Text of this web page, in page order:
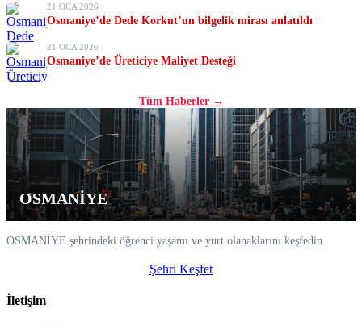
21 OCA 2026
Osmaniye’de Dede Korkut’un bilgelik mirası anlatıldı
21 OCA 2026
Osmaniye’de Üreticiye Maliyet Desteği
Tüm Haberler →
OSMANİYE
OSMANİYE şehrindeki öğrenci yaşamı ve yurt olanaklarını keşfedin.
Şehri Keşfet
İletişim